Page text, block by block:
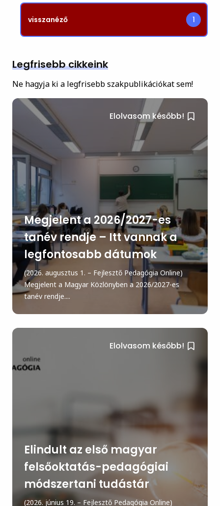
visszanéző 1
Legfrisebb cikkeink
Ne hagyja ki a legfrisebb szakpublikációkat sem!
Elolvasom később!
Megjelent a 2026/2027-es
tanév rendje – Itt vannak a
legfontosabb dátumok
(2026. augusztus 1. – Fejlesztő Pedagógia Online)
Megjelent a Magyar Közlönyben a 2026/2027-es
tanév rendje....
Elolvasom később!
Elindult az első magyar
felsőoktatás-pedagógiai
módszertani tudástár
(2026. június 19. – Fejlesztő Pedagógia Online)